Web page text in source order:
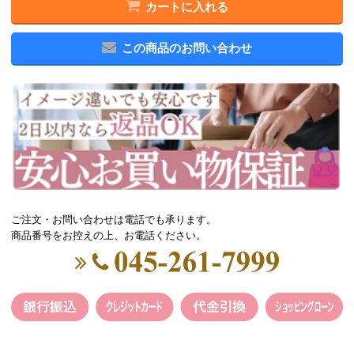
カートに入れる
この商品のお問い合わせ
ご注文・お問い合わせは電話でも承ります。
商品番号をお控えの上、お電話ください。